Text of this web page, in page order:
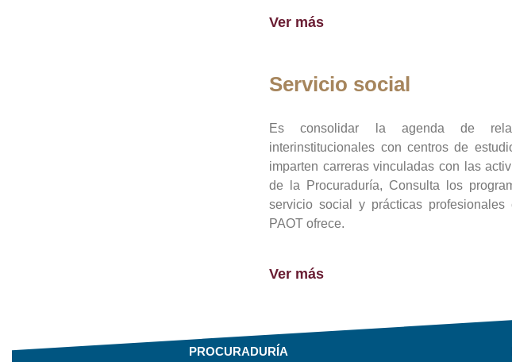
Ver más
Servicio social
Es consolidar la agenda de
interinstitucionales con centros de
imparten carreras vinculadas con las
de la Procuraduría, Consulta los
servicio social y prácticas profesionales
PAOT ofrece.
Ver más
PROCURADURÍA